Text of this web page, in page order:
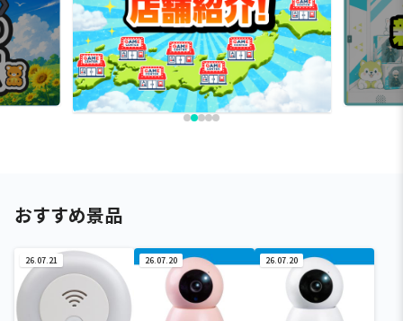
おすすめ景品
26.07.21 26.07.20 26.07.20